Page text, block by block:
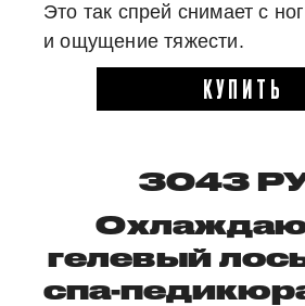
Это так спрей снимает с
и ощущение тяжести.
КУПИТЬ
3043
гелевый
спа-